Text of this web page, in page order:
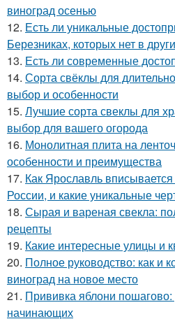
виноград осенью
12. Есть ли уникальные
Березниках, которых нет в
13. Есть ли современные
14. Сорта свёклы для
выбор и особенности
15. Лучшие сорта свеклы для
выбор для вашего огорода
16. Монолитная плита на
особенности и преимущества
17. Как Ярославль
России, и какие уникальные
18. Сырая и вареная свекла:
рецепты
19. Какие интересные улицы и
20. Полное руководство: как и
виноград на новое место
21. Прививка яблони пошагово:
начинающих